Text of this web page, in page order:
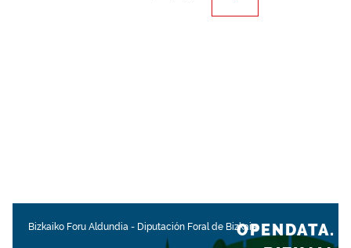
Bizkaiko Foru Aldundia - Diputación Foral de BizkaiaOPENDATA.